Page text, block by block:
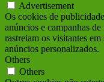
Advertisement
Os cookies de
anúncios e campanhas
rastreiam os visitantes
anúncios personalizados.
Others
Others